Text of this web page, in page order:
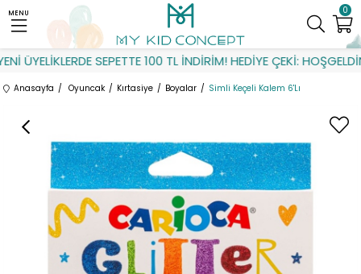
ÜYELİKLERDE SEPETTE 100 TL İNDİRİM! HEDİYE ÇEKİ: HOŞGELDİN
0
MENU
Anasayfa Oyuncak Kırtasiye Boyalar Simli Keçeli Kalem 6'Lı